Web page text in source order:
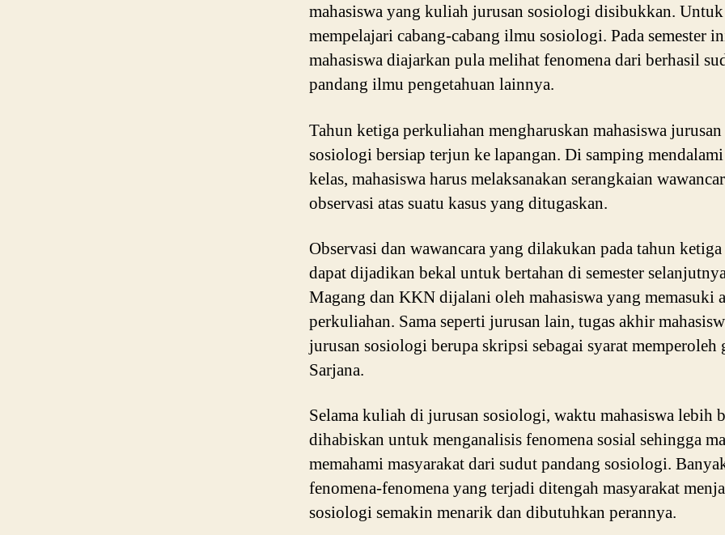
mahasiswa yang kuliah jurusan sosiologi disibukkan. Untuk
mempelajari cabang-cabang ilmu sosiologi. Pada semester
mahasiswa diajarkan pula melihat fenomena dari berhasil
pandang ilmu pengetahuan lainnya.
Tahun ketiga perkuliahan mengharuskan mahasiswa jurusan
sosiologi bersiap terjun ke lapangan. Di samping
kelas, mahasiswa harus melaksanakan serangkaian
observasi atas suatu kasus yang ditugaskan.
Observasi dan wawancara yang dilakukan pada tahun
dapat dijadikan bekal untuk bertahan di semester
Magang dan KKN dijalani oleh mahasiswa yang memasuki
perkuliahan. Sama seperti jurusan lain, tugas akhir
jurusan sosiologi berupa skripsi sebagai syarat memperoleh
Sarjana.
Selama kuliah di jurusan sosiologi, waktu mahasiswa lebih
dihabiskan untuk menganalisis fenomena sosial sehingga
memahami masyarakat dari sudut pandang sosiologi.
fenomena-fenomena yang terjadi ditengah masyarakat
sosiologi semakin menarik dan dibutuhkan perannya.